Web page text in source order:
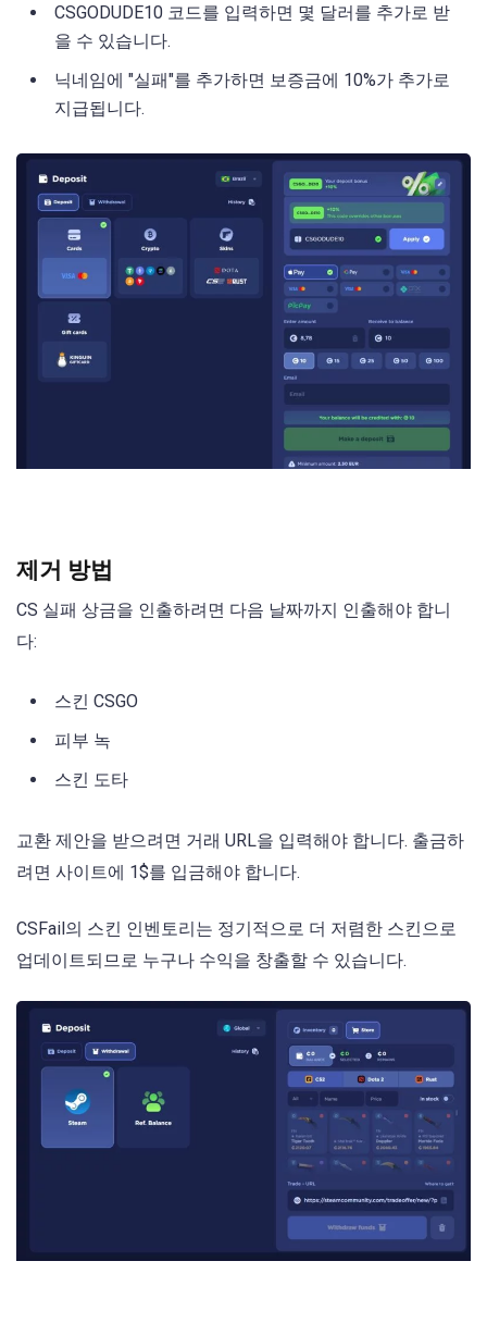
CSGODUDE10 코드를 입력하면 몇 달러를 추가로 받
을 수 있습니다.
닉네임에 "실패"를 추가하면 보증금에 10%가 추가로
지급됩니다.
제거 방법
CS 실패 상금을 인출하려면 다음 날짜까지 인출해야 합니
다:
스킨 CSGO
피부 녹
스킨 도타
교환 제안을 받으려면 거래 URL을 입력해야 합니다. 출금하
려면 사이트에 1$를 입금해야 합니다.
CSFail의 스킨 인벤토리는 정기적으로 더 저렴한 스킨으로
업데이트되므로 누구나 수익을 창출할 수 있습니다.